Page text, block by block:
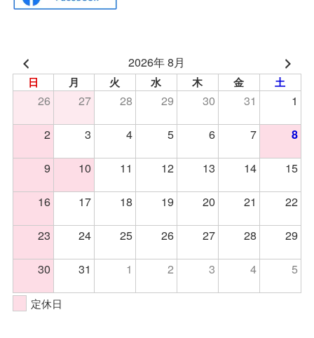
2026年 8月
日 月 火 水 木 金 土
26 27 28 29 30 31
1
2
3 4 5 6 7 8
9 10 11 12 13 14
15
16
17 18 19 20 21
22
23
24 25 26 27 28
29
30
31 1 2 3 4 5
定休日